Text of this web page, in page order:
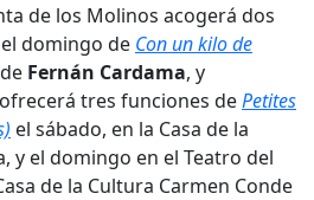
de los Molinos acogerá dos
domingo de Con un kilo de
Fernán Cardama, y
ofrecerá tres funciones dePetites
el sábado, en la Casa de la
y el domingo en el Teatro del
de la Cultura Carmen Conde